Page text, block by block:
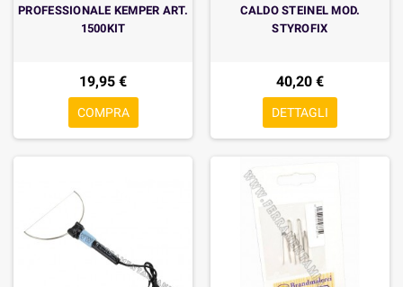
PROFESSIONALE KEMPER ART.
1500KIT
19,95 €
COMPRA
CALDO STEINEL MOD.
STYROFIX
40,20 €
DETTAGLI